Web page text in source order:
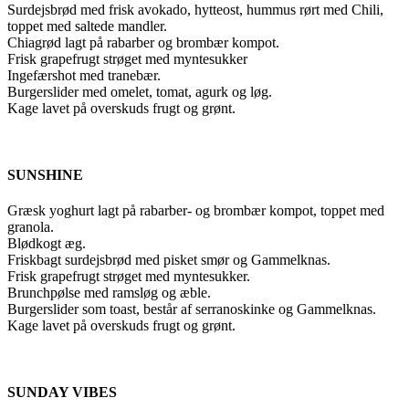
Surdejsbrød med frisk avokado, hytteost, hummus rørt med Chili,
toppet med saltede mandler.
Chiagrød lagt på rabarber og brombær kompot.
Frisk grapefrugt strøget med myntesukker
Ingefærshot med tranebær.
Burgerslider med omelet, tomat, agurk og løg.
Kage lavet på overskuds frugt og grønt.
SUNSHINE
Græsk yoghurt lagt på rabarber- og brombær kompot, toppet med
granola.
Blødkogt æg.
Friskbagt surdejsbrød med pisket smør og Gammelknas.
Frisk grapefrugt strøget med myntesukker.
Brunchpølse med ramsløg og æble.
Burgerslider som toast, består af serranoskinke og Gammelknas.
Kage lavet på overskuds frugt og grønt.
SUNDAY VIBES